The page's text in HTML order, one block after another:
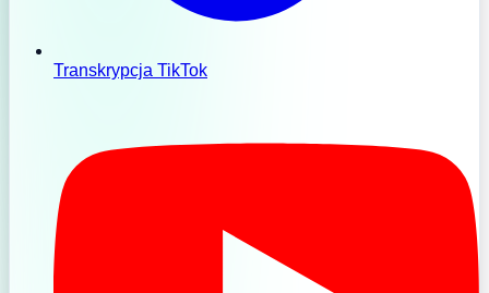
Transkrypcja TikTok